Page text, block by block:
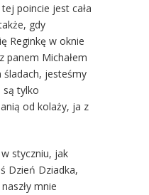
poincie jest cała
gdy
Reginkę w oknie
panem Michałem
śladach, jesteśmy
są tylko
od kolaży, ja z
styczniu, jak
Dzień Dziadka,
mnie